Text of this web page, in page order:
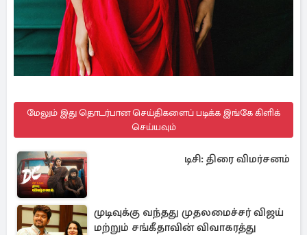
மேலும் இது தொடர்பான செய்திகளைப் படிக்க இங்கே கிளிக்
செய்யவும்
டிசி: திரை விமர்சனம்
முடிவுக்கு வந்தது முதலமைச்சர் விஜய்
மற்றும் சங்கீதாவின் விவாகரத்து